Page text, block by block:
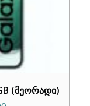
(მეორადი)